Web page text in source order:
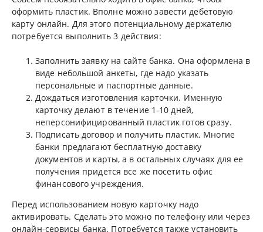
оформить пластик. Вполне можно завести дебетовую
карту онлайн. Для этого потенциальному держателю
потребуется выполнить 3 действия:
Заполнить заявку на сайте банка. Она оформлена в
виде небольшой анкеты, где надо указать
персональные и паспортные данные.
Дождаться изготовления карточки. Именную
карточку делают в течение 1-10 дней,
неперсонифицированный пластик готов сразу.
Подписать договор и получить пластик. Многие
банки предлагают бесплатную доставку
документов и карты, а в остальных случаях для ее
получения придется все же посетить офис
финансового учреждения.
Перед использованием новую карточку надо
активировать. Сделать это можно по телефону или через
онлайн-сервисы банка. Потребуется также установить